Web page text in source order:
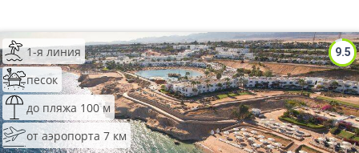
9.5
1-я линия
песок
до пляжа 100 м
от аэропорта 7 км